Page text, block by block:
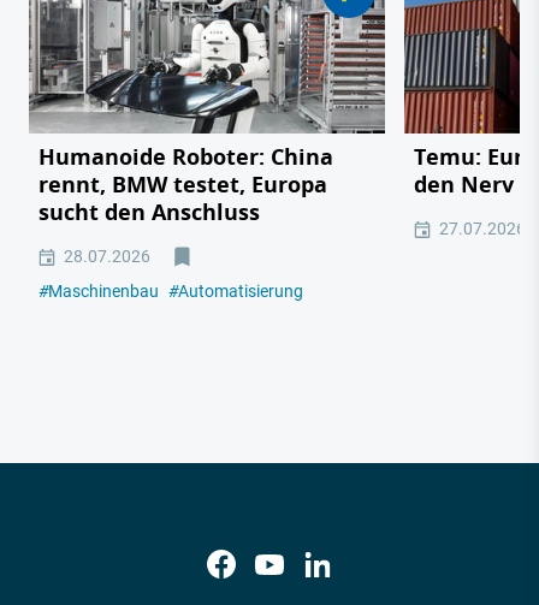
Humanoide Roboter: China
rennt, BMW testet, Europa
sucht den Anschluss
28.07.2026
#Maschinenbau #Automatisierung
Temu:
den Nerv
27.07.2026